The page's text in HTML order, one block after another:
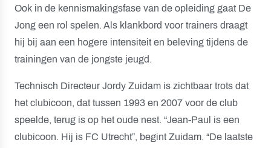
Ook in de kennismakingsfase van de opleiding gaat De
Jong een rol spelen. Als klankbord voor trainers draagt
hij bij aan een hogere intensiteit en beleving tijdens de
trainingen van de jongste jeugd.
Technisch Directeur Jordy Zuidam is zichtbaar trots dat
het clubicoon, dat tussen 1993 en 2007 voor de club
speelde, terug is op het oude nest. “Jean-Paul is een
clubicoon. Hij is FC Utrecht”, begint Zuidam. “De laatste